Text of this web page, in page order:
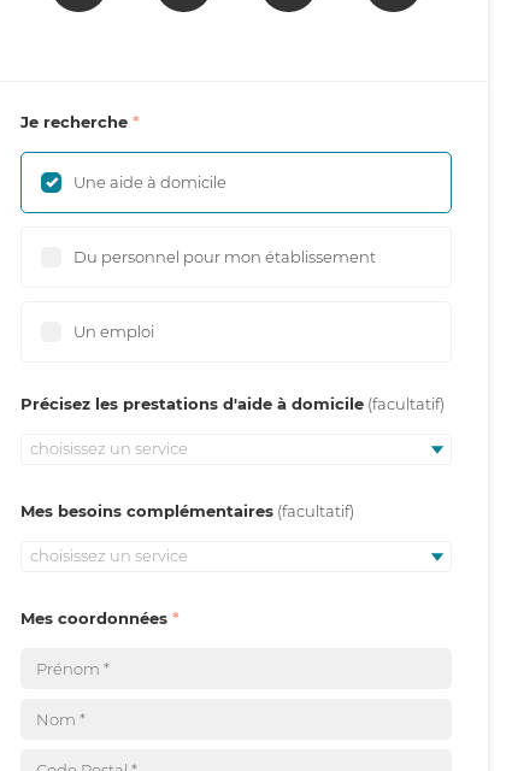
Je recherche
Une aide à domicile
Du personnel pour mon établissement
Un emploi
Précisez les prestations d'aide à domicile
choisissez un service
Mes besoins complémentaires
choisissez un service
Mes coordonnées